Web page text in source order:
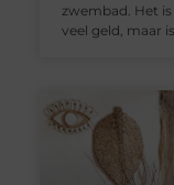
zwembad. Het
veel geld, maar